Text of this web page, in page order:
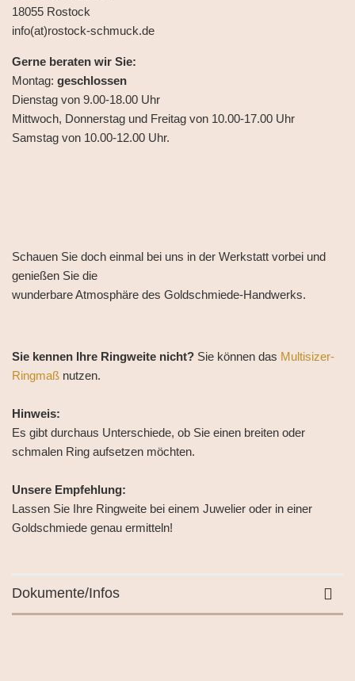
18055 Rostock
info(at)rostock-schmuck.de
Gerne beraten wir Sie:
Montag: geschlossen
Dienstag von 9.00-18.00 Uhr
Mittwoch, Donnerstag und Freitag von 10.00-17.00 Uhr
Samstag von 10.00-12.00 Uhr.
Schauen Sie doch einmal bei uns in der Werkstatt vorbei und
genießen Sie die
wunderbare Atmosphäre des Goldschmiede-Handwerks.
Sie kennen Ihre Ringweite nicht? Sie können das Multisizer-
Ringmaß nutzen.
Hinweis:
Es gibt durchaus Unterschiede, ob Sie einen breiten oder
schmalen Ring aufsetzen möchten.
Unsere Empfehlung:
Lassen Sie Ihre Ringweite bei einem Juwelier oder in einer
Goldschmiede genau ermitteln!
Dokumente/Infos